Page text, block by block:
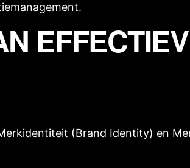
.
(Brand Identity) en